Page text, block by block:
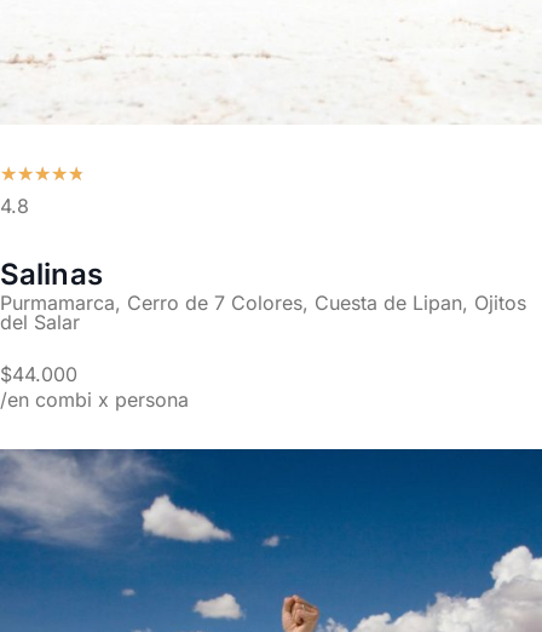
★★★★★
4.8
Salinas
Purmamarca, Cerro de 7 Colores, Cuesta de Lipan, Ojitos
del Salar
$44.000
/en combi x persona